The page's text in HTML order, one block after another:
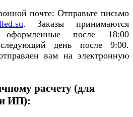
почте: Отправьте письмо
. Заказы принимаются
оформленные после 18:00
день после 9:00.
вам на электронную
расчету (для
ИП):